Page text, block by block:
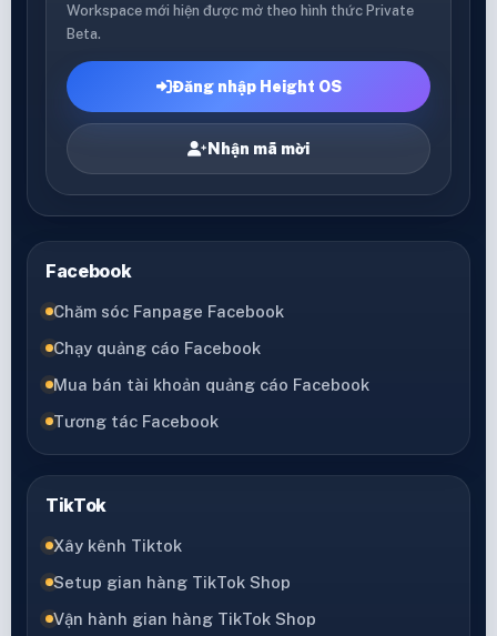
Workspace mới hiện được mở theo hình thức Private
Beta.
Đăng nhập Height OS
Nhận mã mời
Facebook
Chăm sóc Fanpage Facebook
Chạy quảng cáo Facebook
Mua bán tài khoản quảng cáo Facebook
Tương tác Facebook
TikTok
Xây kênh Tiktok
Setup gian hàng TikTok Shop
Vận hành gian hàng TikTok Shop